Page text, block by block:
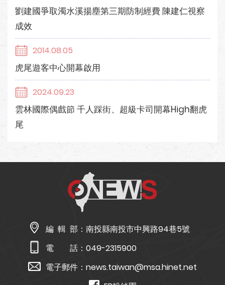
劉建國爭取濁水溪揚塵第三期防制經費 陳建仁視察
成效
2014.08.05
虎尾遊客中心開幕啟用
2024.09.23
雲林國際偶戲節 千人踩街、超級卡司開幕High翻虎
尾
編 輯 部： 南投縣南投市中興路94巷5號
電 話： 049-2315900
電子郵件： news.taiwan@msa.hinet.net